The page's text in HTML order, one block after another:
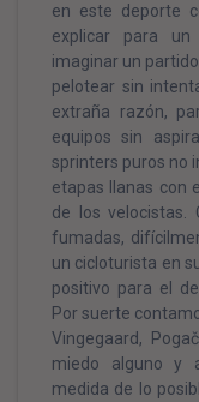
en este deporte
explicar para
imaginar un
pelotear sin
extraña razón,
equipos sin
sprinters puros no
etapas llanas con
de los velocistas.
fumadas,
un cicloturista en
positivo para el
Por suerte
Vingegaard,
miedo alguno y
medida de lo